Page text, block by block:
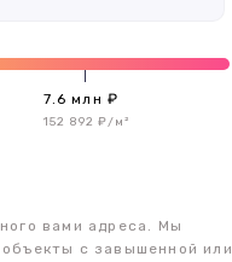
7.6 млн ₽
152 892 ₽/м²
вами адреса. Мы
с завышенной или